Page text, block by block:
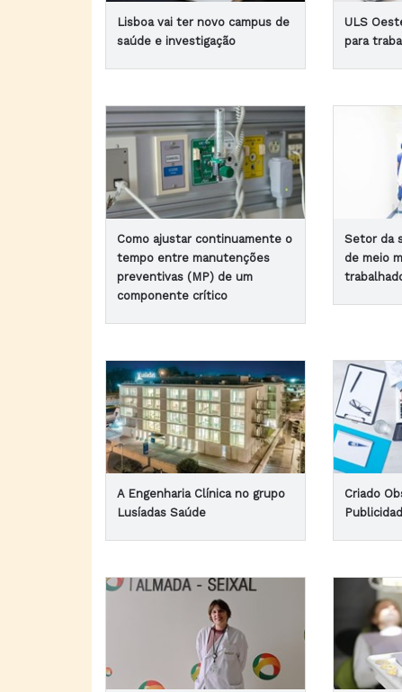
Lisboa vai ter novo campus de
saúde e investigação
ULS
para
Como ajustar continuamente o
tempo entre manutenções
preventivas (MP) de um
componente crítico
Setor da
de meio
A Engenharia Clínica no grupo
Lusíadas Saúde
Criado